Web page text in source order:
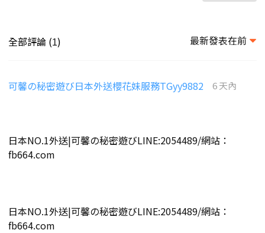
全部評論 (1) 最新發表在前
可馨の秘密遊び日本外送櫻花妹服務TGyy9882 6 天內
日本NO.1外送|可馨の秘密遊びLINE:2054489/網站：
fb664.com
日本NO.1外送|可馨の秘密遊びLINE:2054489/網站：
fb664.com